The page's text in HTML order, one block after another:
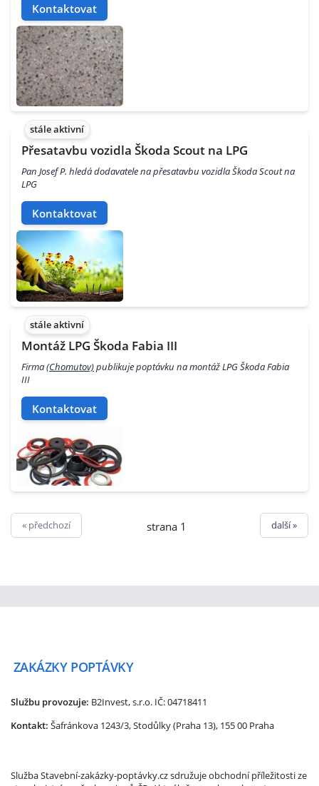
Kontaktovat
stále aktivní
Přesatavbu vozidla Škoda Scout na LPG
Pan Josef P. hledá dodavatele na přesatavbu vozidla Škoda Scout na
LPG
Kontaktovat
stále aktivní
Montáž LPG Škoda Fabia III
Firma(Chomutov)publikuje poptávku na montáž LPG Škoda Fabia
III
Kontaktovat
« předchozí strana 1 další »
ZAKÁZKY POPTÁVKY
Službu provozuje: B2Invest, s.r.o. IČ: 04718411
Kontakt: Šafránkova 1243/3, Stodůlky (Praha 13), 155 00 Praha
Služba Stavební-zakázky-poptávky.cz sdružuje obchodní příležitosti ze